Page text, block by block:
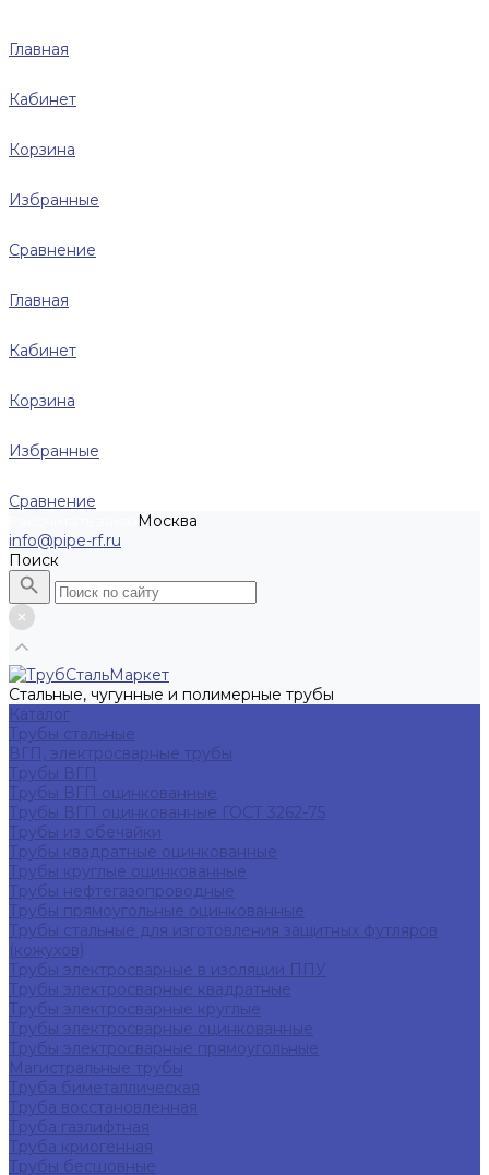
Главная
Кабинет
Корзина
Избранные
Сравнение
Главная
Кабинет
Корзина
Избранные
Сравнение
Москва
info@pipe-rf.ru
Поиск
Стальные, чугунные и полимерные трубы
Каталог
Трубы стальные
ВГП, электросварные трубы
Трубы ВГП
Трубы ВГП оцинкованные
Трубы ВГП оцинкованные ГОСТ 3262-75
Трубы из обечайки
Трубы квадратные оцинкованные
Трубы круглые оцинкованные
Трубы нефтегазопроводные
Трубы прямоугольные оцинкованные
Трубы стальные для изготовления защитных футляров
(кожухов)
Трубы электросварные в изоляции ППУ
Трубы электросварные квадратные
Трубы электросварные круглые
Трубы электросварные оцинкованные
Трубы электросварные прямоугольные
Магистральные трубы
Труба биметаллическая
Труба восстановленная
Труба газлифтная
Труба криогенная
Трубы бесшовные